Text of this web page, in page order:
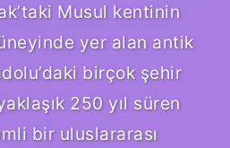
Musul kentinin
yer alan antik
birçok şehir
250 yıl süren
bir uluslararası